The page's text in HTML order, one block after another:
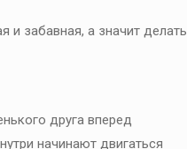
и забавная, а значит делать
друга вперед
начинают двигаться